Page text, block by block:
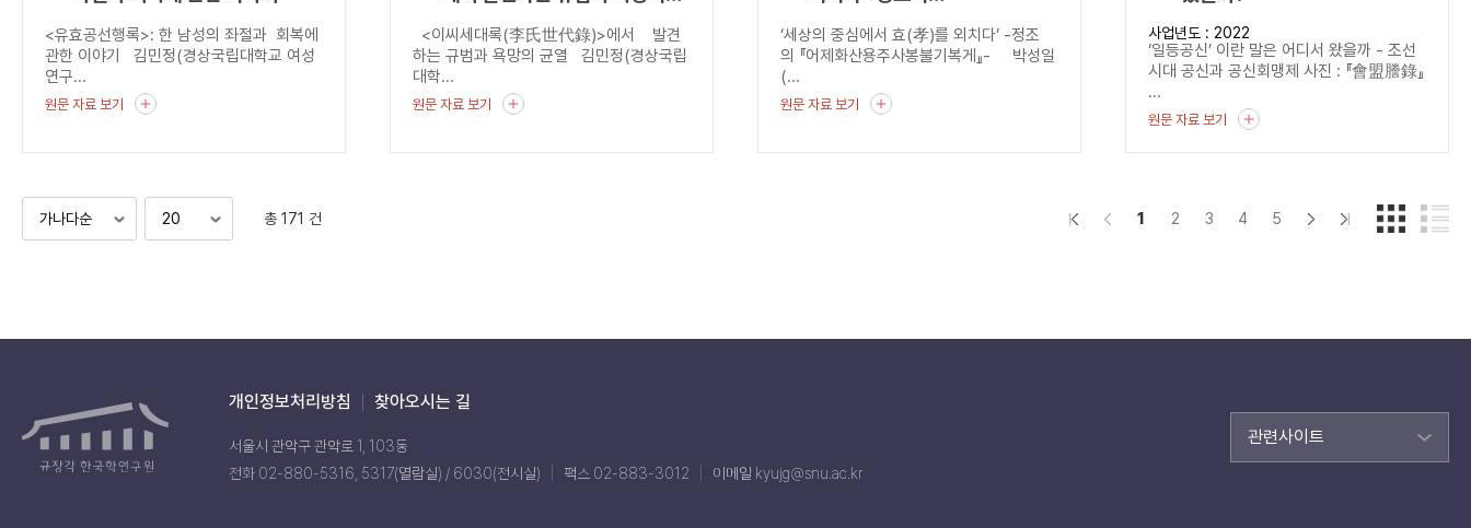
<유효공선행록>: 한 남성의 좌절과 회복에
관한 이야기 김민정(경상국립대학교 여성
연구...
원문 자료 보기
<이씨세대록(李氏世代錄)>에서 발견
하는 규범과 욕망의 균열 김민정(경상국립
대학...
원문 자료 보기
『어제화산용주사봉불기복게』-
‘세상의 중심에서 효(孝)를 외치다’ -정조
의 『어제화산용주사봉불기복게』- 박성일
(...
원문 자료 보기
사업년도 : 2022
‘일등공신’ 이란 말은 어디서 왔을까 - 조선
시대 공신과 공신회맹제 사진 : 『會盟謄錄』
...
원문 자료 보기
총 171 건 1 2 3 4 5
개인정보처리방침 찾아오시는 길
서울시 관악구 관악로 1, 103동
전화 02-880-5316, 5317(열람실) / 6030(전시실)
팩스 02-883-3012 이메일 kyujg@snu.ac.kr
관련사이트